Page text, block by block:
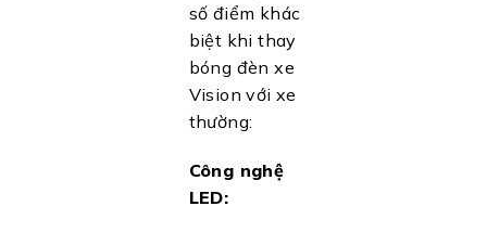
số điểm khác
biệt khi thay
bóng đèn xe
Vision với xe
thường:
Công nghệ
LED: